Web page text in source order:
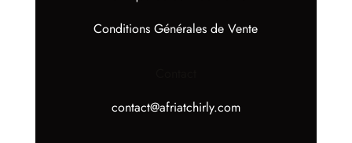
Conditions Générales de Vente
contact@afriatchirly.com